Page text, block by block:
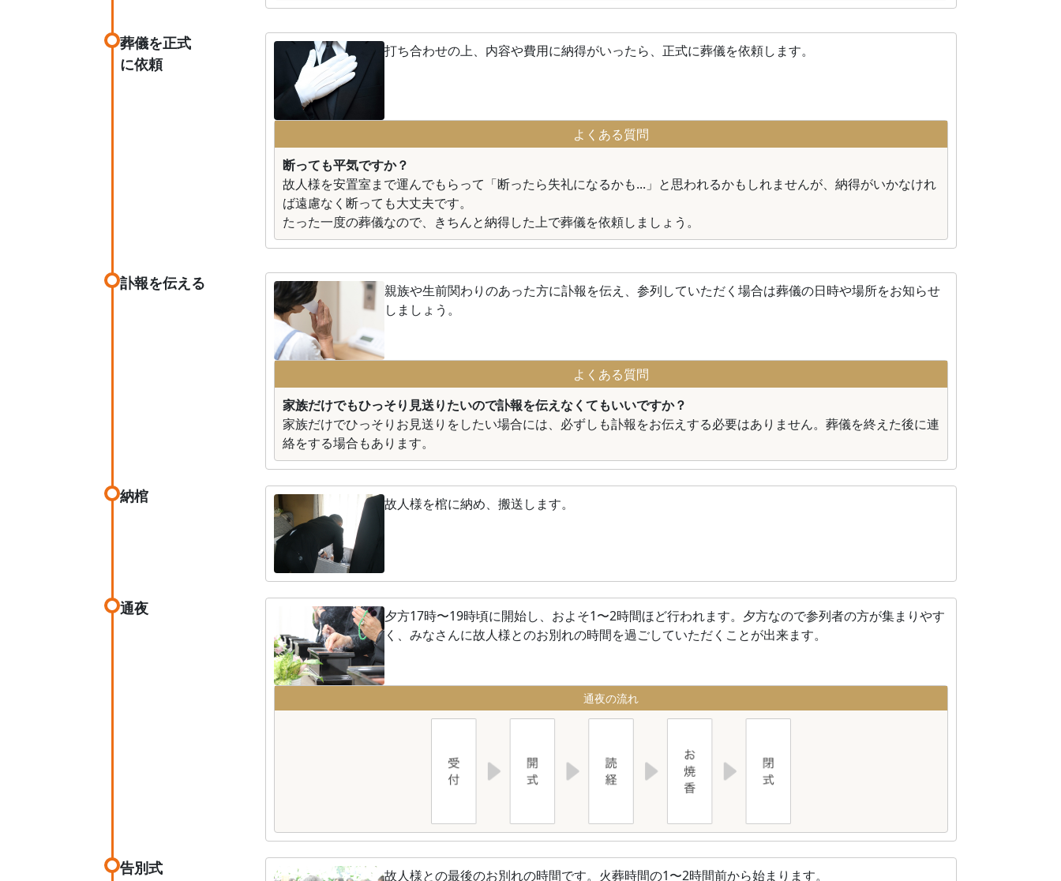
葬儀を正式
に依頼
打ち合わせの上、内容や費用に納得がいったら、正式に葬儀を依頼します。
よくある質問
断っても平気ですか？
故人様を安置室まで運んでもらって「断ったら失礼になるかも...」と思われるかもしれませんが、納得がいかなけれ
ば遠慮なく断っても大丈夫です。
たった一度の葬儀なので、きちんと納得した上で葬儀を依頼しましょう。
訃報を伝える
親族や生前関わりのあった方に訃報を伝え、参列していただく場合は葬儀の日時や場所をお知らせ
しましょう。
よくある質問
家族だけでもひっそり見送りたいので訃報を伝えなくてもいいですか？
家族だけでひっそりお見送りをしたい場合には、必ずしも訃報をお伝えする必要はありません。葬儀を終えた後に連
絡をする場合もあります。
納棺 故人様を棺に納め、搬送します。
通夜
夕方17時〜19時頃に開始し、およそ1〜2時間ほど行われます。夕方なので参列者の方が集まりやす
く、みなさんに故人様とのお別れの時間を過ごしていただくことが出来ます。
通夜の流れ
告別式 故人様との最後のお別れの時間です。火葬時間の1〜2時間前から始まります。